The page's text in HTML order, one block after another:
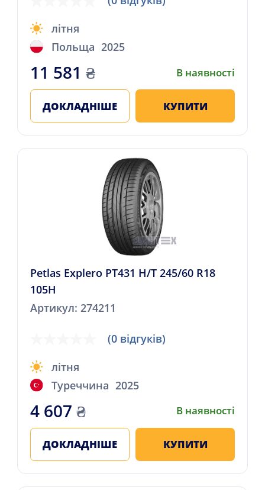
літня
Польща 2025
11 581 ₴ В наявності
ДОКЛАДНІШЕ КУПИТИ
Petlas Explero PT431 H/T 245/60 R18
105H
Артикул: 274211
(0 відгуків)
літня
Туреччина 2025
4 607 ₴ В наявності
ДОКЛАДНІШЕ КУПИТИ